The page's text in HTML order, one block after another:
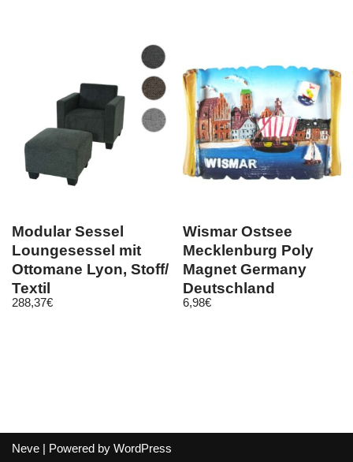
Modular Sessel
Loungesessel mit
Ottomane Lyon, Stoff/
Textil
288,37€
Wismar Ostsee
Mecklenburg Poly
Magnet Germany
Deutschland
Souvenir, Neu
6,98€
Neve | Powered by WordPress